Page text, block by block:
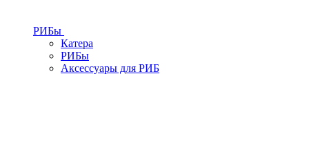
РИБы
Катера
РИБы
Аксессуары для РИБ